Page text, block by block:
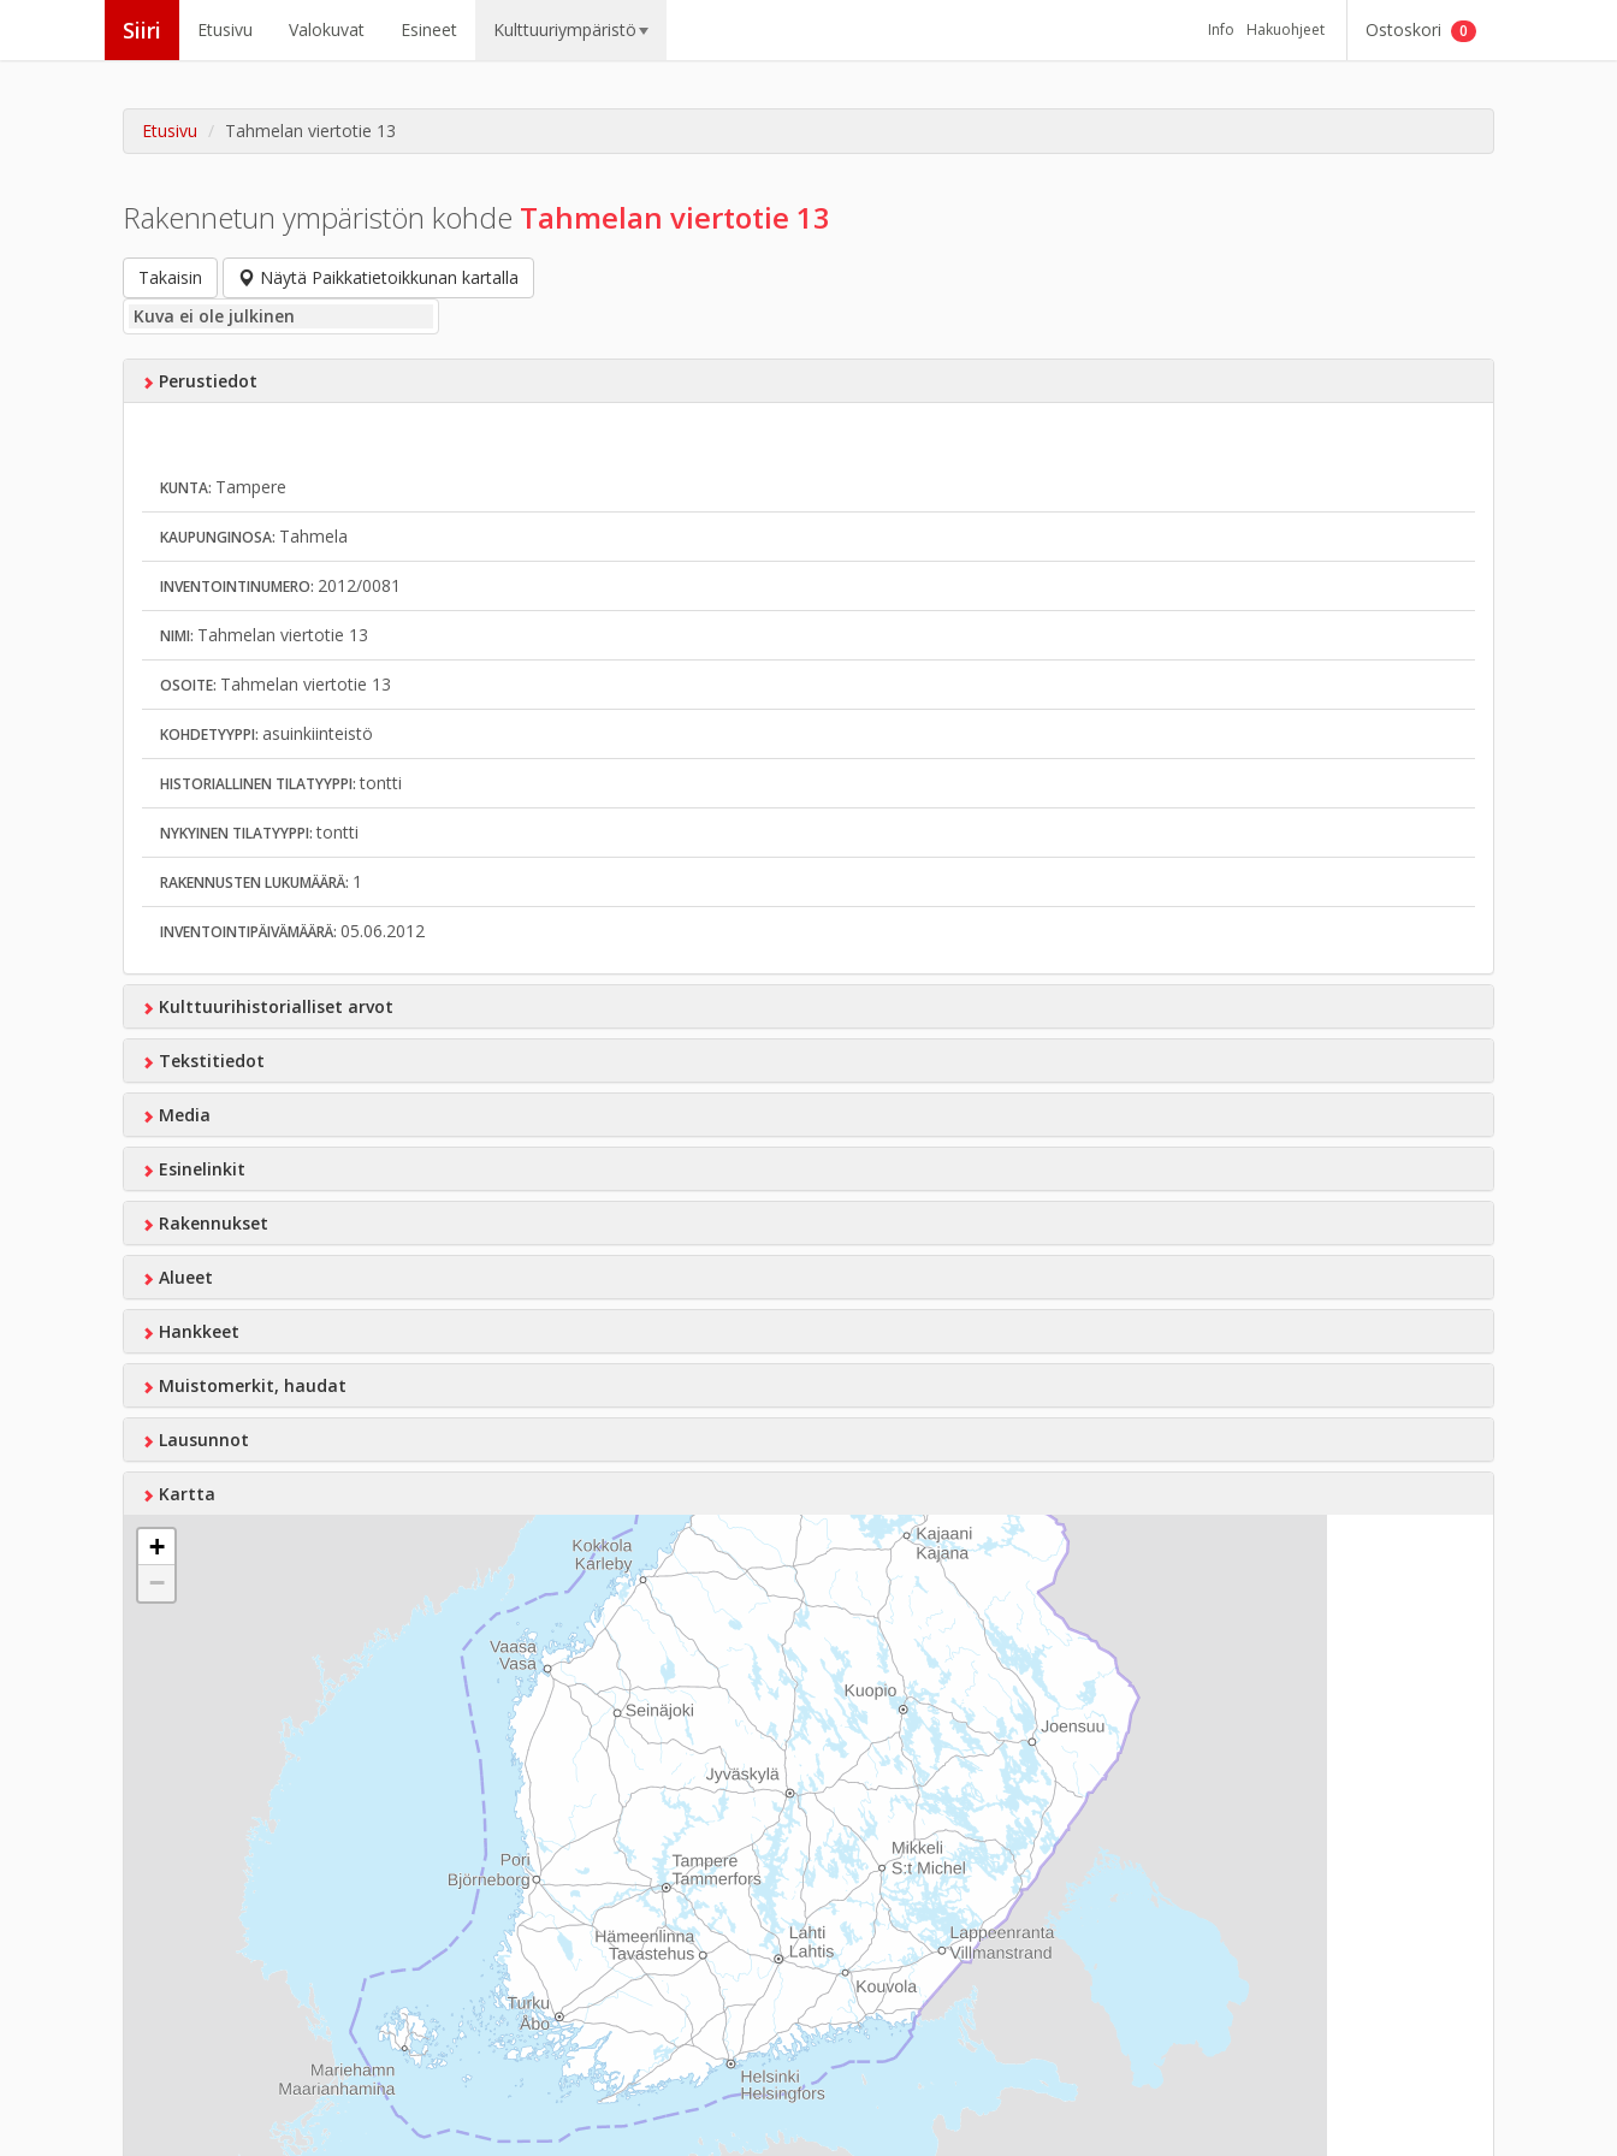
Siiri Etusivu Valokuvat Esineet Kulttuuriympäristö Info Hakuohjeet Ostoskori 0
Etusivu Tahmelan viertotie 13
Rakennetun ympäristön kohde Tahmelan viertotie 13
Takaisin
Näytä Paikkatietoikkunan kartalla
Kuva ei ole julkinen
Perustiedot
KUNTA: Tampere
KAUPUNGINOSA: Tahmela
INVENTOINTINUMERO: 2012/0081
NIMI: Tahmelan viertotie 13
OSOITE: Tahmelan viertotie 13
KOHDETYYPPI: asuinkiinteistö
HISTORIALLINEN TILATYYPPI:tontti
NYKYINEN TILATYYPPI:tontti
RAKENNUSTEN LUKUMÄÄRÄ: 1
INVENTOINTIPÄIVÄMÄÄRÄ: 05.06.2012
Kulttuurihistorialliset arvot
Tekstitiedot
Media
Esinelinkit
Rakennukset
Alueet
Hankkeet
Muistomerkit, haudat
Lausunnot
Kartta
+
−